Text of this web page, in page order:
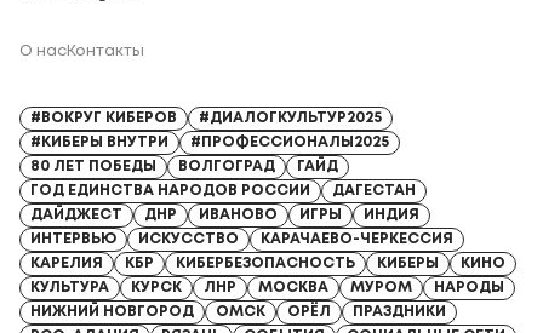
О насКонтакты
#ВОКРУГ КИБЕРОВ
#ДИАЛОГКУЛЬТУР2025
#КИБЕРЫ ВНУТРИ
#ПРОФЕССИОНАЛЫ2025
80 ЛЕТ ПОБЕДЫ
ВОЛГОГРАД
ГАЙД
ГОД ЕДИНСТВА НАРОДОВ РОССИИ
ДАГЕСТАН
ДАЙДЖЕСТ
ДНР ИВАНОВО ИГРЫ
ИНДИЯ
ИНТЕРВЬЮ
ИСКУССТВО
КАРАЧАЕВО-ЧЕРКЕССИЯ
КАРЕЛИЯ
КБР КИБЕРБЕЗОПАСНОСТЬ КИБЕРЫ
КИНО
КУЛЬТУРА
КУРСК ЛНР МОСКВА МУРОМ
НАРОДЫ
НИЖНИЙ НОВГОРОД
ОМСК ОРЁЛ
ПРАЗДНИКИ